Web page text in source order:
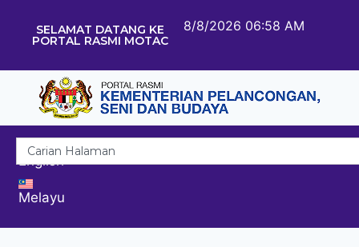
SELAMAT DATANG KE
PORTAL RASMI MOTAC
8/8/2026 06:58 AM
English
Melayu